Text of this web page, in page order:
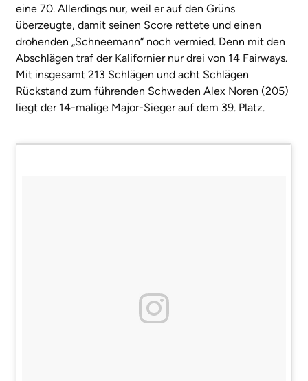
eine 70. Allerdings nur, weil er auf den Grüns
überzeugte, damit seinen Score rettete und einen
drohenden „Schneemann“ noch vermied. Denn mit den
Abschlägen traf der Kalifornier nur drei von 14 Fairways.
Mit insgesamt 213 Schlägen und acht Schlägen
Rückstand zum führenden Schweden Alex Noren (205)
liegt der 14-malige Major-Sieger auf dem 39. Platz.